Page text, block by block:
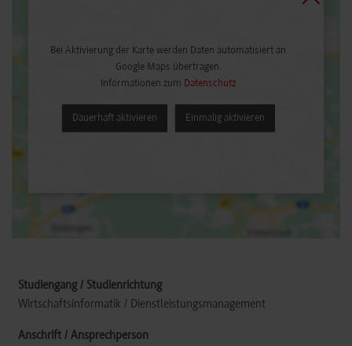
Bei Aktivierung der Karte werden Daten automatisiert an
Google Maps übertragen.
Informationen zum Datenschutz
Dauerhaft aktivieren Einmalig aktivieren
Wirtschaftsinformatik / Dienstleistungsmanagement